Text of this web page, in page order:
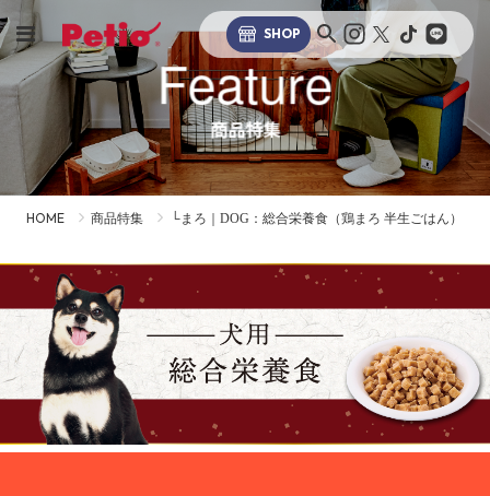
SHOP
Feature
商品特集
HOME 商品特集 └まろ｜DOG：総合栄養食（鶏まろ 半生ごはん）